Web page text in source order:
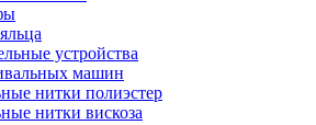
устройства
машин
нитки полиэстер
нитки вискоза